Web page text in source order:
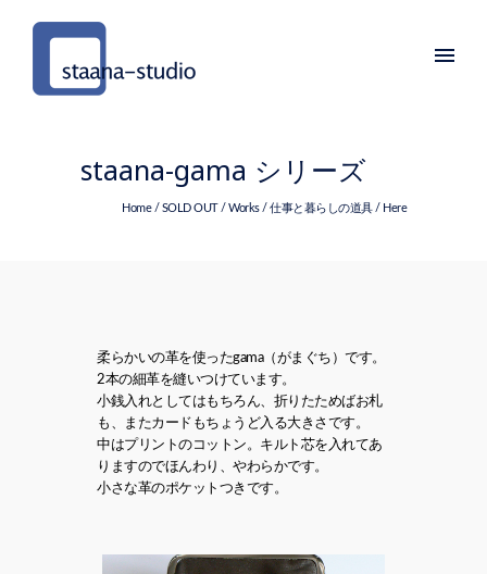
staana-gama シリーズ
Home/ SOLD OUT/ Works/ 仕事と暮らしの道具/ Here
柔らかいの革を使ったgama（がまぐち）です。
2本の細革を縫いつけています。
小銭入れとしてはもちろん、折りたためばお札
も、またカードもちょうど入る大きさです。
中はプリントのコットン。キルト芯を入れてあ
りますのでほんわり、やわらかです。
小さな革のポケットつきです。